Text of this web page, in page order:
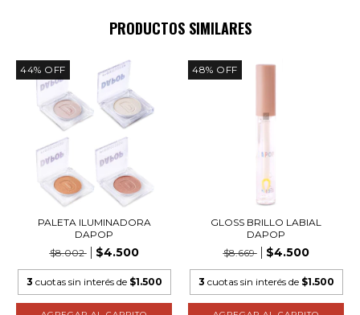
PRODUCTOS SIMILARES
44% OFF
PALETA ILUMINADORA
DAPOP
$8.002
$4.500
3 cuotas sin interés de $1.500
48% OFF
GLOSS BRILLO LABIAL
DAPOP
$8.669
$4.500
3 cuotas sin interés de $1.500